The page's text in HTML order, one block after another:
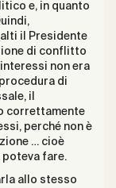
e, in quanto
il Presidente
di conflitto
non era
di
il
correttamente
perché non è
… cioè
poteva fare.
allo stesso